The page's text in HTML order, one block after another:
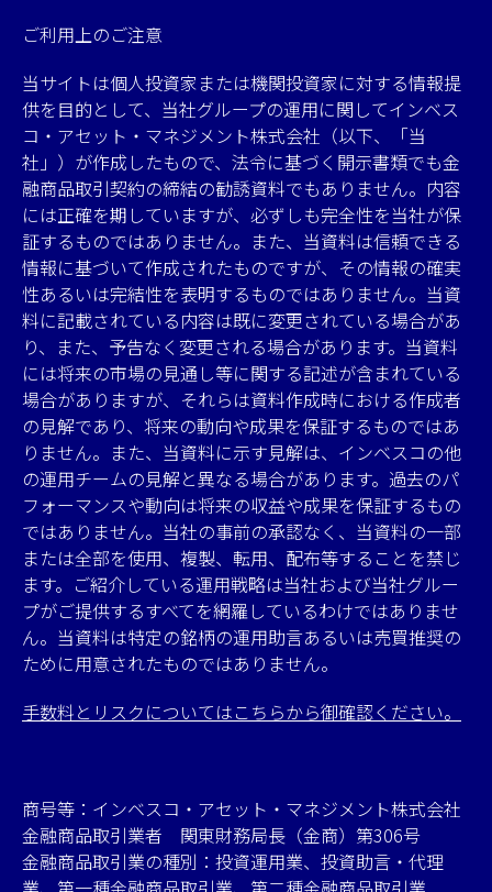
ご利用上のご注意
当サイトは個人投資家または機関投資家に対する情報提
供を目的として、当社グループの運用に関してインベス
コ・アセット・マネジメント株式会社（以下、「当
社」）が作成したもので、法令に基づく開示書類でも金
融商品取引契約の締結の勧誘資料でもありません。内容
には正確を期していますが、必ずしも完全性を当社が保
証するものではありません。また、当資料は信頼できる
情報に基づいて作成されたものですが、その情報の確実
性あるいは完結性を表明するものではありません。当資
料に記載されている内容は既に変更されている場合があ
り、また、予告なく変更される場合があります。当資料
には将来の市場の見通し等に関する記述が含まれている
場合がありますが、それらは資料作成時における作成者
の見解であり、将来の動向や成果を保証するものではあ
りません。また、当資料に示す見解は、インベスコの他
の運用チームの見解と異なる場合があります。過去のパ
フォーマンスや動向は将来の収益や成果を保証するもの
ではありません。当社の事前の承認なく、当資料の一部
または全部を使用、複製、転用、配布等することを禁じ
ます。ご紹介している運用戦略は当社および当社グルー
プがご提供するすべてを網羅しているわけではありませ
ん。当資料は特定の銘柄の運用助言あるいは売買推奨の
ために用意されたものではありません。
手数料とリスクについてはこちらから御確認ください。
商号等：インベスコ・アセット・マネジメント株式会社
金融商品取引業者 関東財務局長（金商）第306号
金融商品取引業の種別：投資運用業、投資助言・代理